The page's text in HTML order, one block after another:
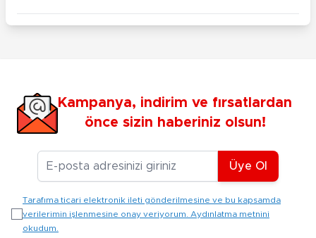
Kampanya, indirim ve fırsatlardan
önce sizin haberiniz olsun!
E-posta Adresiniz
Üye Ol
Tarafıma ticari elektronik ileti gönderilmesine ve bu kapsamda
verilerimin işlenmesine onay veriyorum. Aydınlatma metnini
okudum.